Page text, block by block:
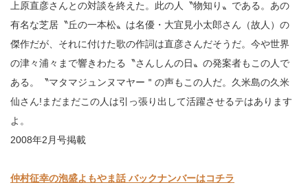
上原直彦さんとの対談を終えた。此の人〝物知り〟である。あの
有名な芝居〝丘の一本松〟は名優・大宜見小太郎さん（故人）の
傑作だが、それに付けた歌の作詞は直彦さんだそうだ。今や世界
の津々浦々まで響きわたる〝さんしんの日〟の発案者もこの人で
ある。〝マタマジュンヌマヤー＂の声もこの人だ。久米島の久米
仙さん!まだまだこの人は引っ張り出して活躍させるテはあります
よ。
2008年2月号掲載
仲村征幸の泡盛よもやま話 バックナンバーはコチラ